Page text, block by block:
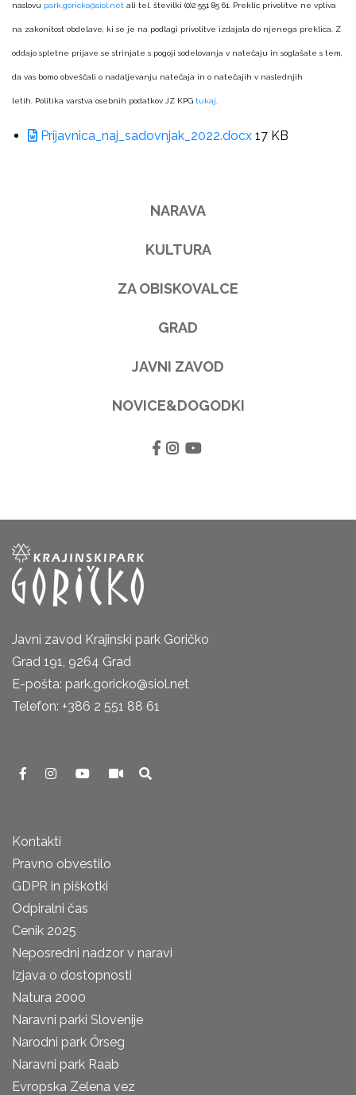
naslovu park.goricko@siol.net ali tel. številki (0)2 551 85 61. Preklic privolitve ne vpliva
na zakonitost obdelave, ki se je na podlagi privolitve izdajala do njenega preklica. Z
oddajo spletne prijave se strinjate s pogoji sodelovanja v natečaju in soglašate s tem,
da vas bomo obveščali o nadaljevanju natečaja in o natečajih v naslednjih
letih. Politika varstva osebnih podatkov JZ KPG tukaj
Prijavnica_naj_sadovnjak_2022.docx 17 KB
NARAVA
KULTURA
ZA OBISKOVALCE
GRAD
JAVNI ZAVOD
NOVICE&DOGODKI
Javni zavod Krajinski park Goričko
Grad 191, 9264 Grad
E-pošta: park.goricko@siol.net
Telefon: +386 2 551 88 61
Kontakti
Pravno obvestilo
GDPR in piškotki
Odpiralni čas
Cenik 2025
Neposredni nadzor v naravi
Izjava o dostopnosti
Natura 2000
Naravni parki Slovenije
Narodni park Őrseg
Naravni park Raab
Evropska Zelena vez